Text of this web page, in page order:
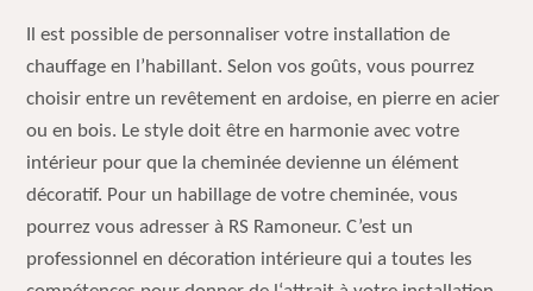
Il est possible de personnaliser votre installation de
chauffage en l’habillant. Selon vos goûts, vous pourrez
choisir entre un revêtement en ardoise, en pierre en acier
ou en bois. Le style doit être en harmonie avec votre
intérieur pour que la cheminée devienne un élément
décoratif. Pour un habillage de votre cheminée, vous
pourrez vous adresser à RS Ramoneur. C’est un
professionnel en décoration intérieure qui a toutes les